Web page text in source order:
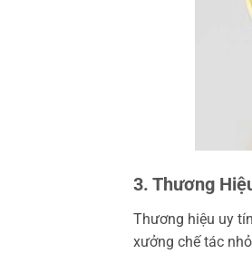
3. Thương
Thương hiệu uy
xưởng chế tác